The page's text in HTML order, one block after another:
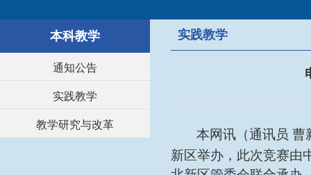
本科教学
通知公告
实践教学
教学研究与改革
实践教学
本网讯 （通讯员 曹
新区举办，此次竞赛由